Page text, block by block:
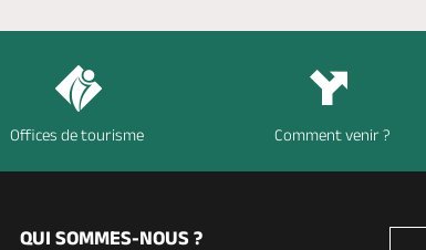
Offices de tourisme Comment venir ?
QUI SOMMES-NOUS ?